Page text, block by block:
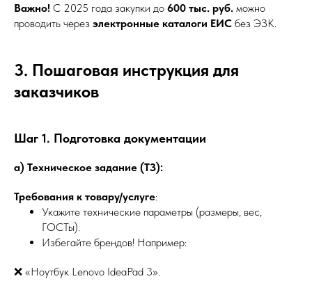
Важно! С 2025 года закупки до 600 тыс. руб. можно
проводить через электронные каталоги ЕИС без ЭЗК.
3. Пошаговая инструкция для
заказчиков
Шаг 1. Подготовка документации
а) Техническое задание (ТЗ):
Требования к товару/услуге:
Укажите технические параметры (размеры, вес,
ГОСТы).
Избегайте брендов! Например:
❌ «Ноутбук Lenovo IdeaPad 3».